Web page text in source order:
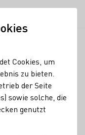
Koch
Cookies, um
zu bieten.
der Seite
sowie solche, die
genutzt